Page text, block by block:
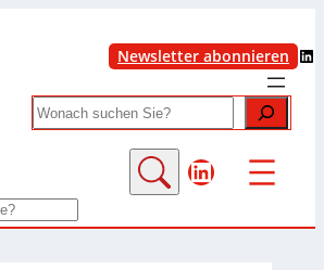
Newsletter abonnieren LinkedIn
Search
LinkedIn